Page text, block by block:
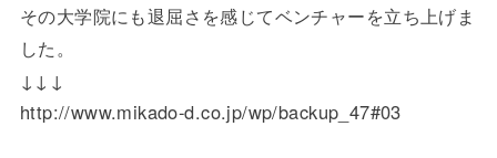
その大学院にも退屈さを感じてベンチャーを立ち上げま
した。
↓↓↓
http://www.mikado-d.co.jp/wp/backup_47#03